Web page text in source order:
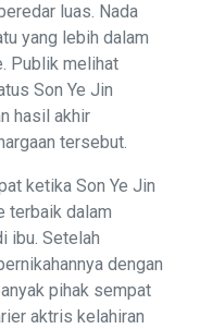
luas. Nada
yang lebih dalam
Publik melihat
Son Ye Jin
hasil akhir
tersebut.
ketika Son Ye Jin
terbaik dalam
ibu. Setelah
dengan
pihak sempat
aktris kelahiran